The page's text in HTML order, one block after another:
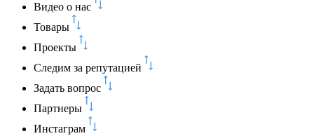
Видео о нас
Товары
Проекты
Следим за репутацией
Задать вопрос
Партнеры
Инстаграм